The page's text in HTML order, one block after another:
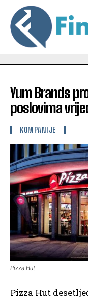
Yum Brands
poslovima
KOMPANIJE
Pizza Hut
Pizza Hut